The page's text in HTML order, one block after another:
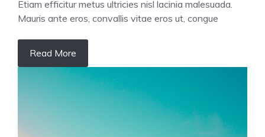
Etiam efficitur metus ultricies nisl lacinia malesuada.
Mauris ante eros, convallis vitae eros ut, congue
Read More